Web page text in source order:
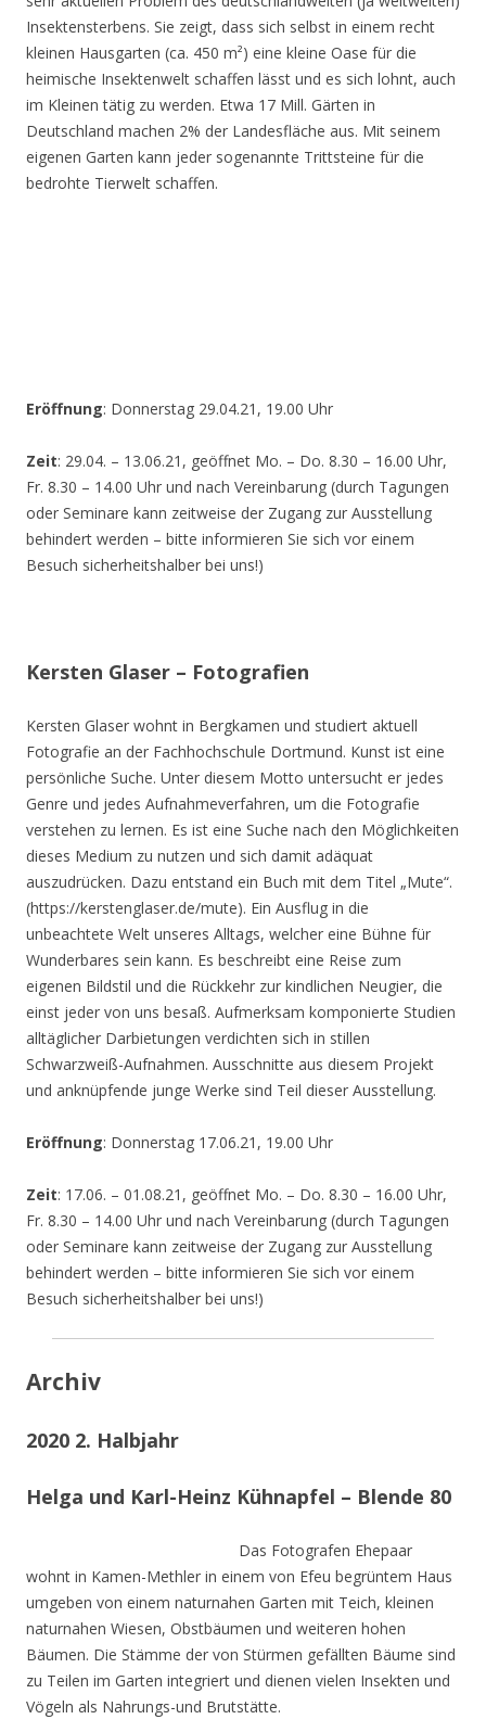
Insektensterbens. Sie zeigt, dass sich selbst in einem recht
kleinen Hausgarten (ca. 450 m²) eine kleine Oase für die
heimische Insektenwelt schaffen lässt und es sich lohnt, auch
im Kleinen tätig zu werden. Etwa 17 Mill. Gärten in
Deutschland machen 2% der Landesfläche aus. Mit seinem
eigenen Garten kann jeder sogenannte Trittsteine für die
bedrohte Tierwelt schaffen.
Eröffnung: Donnerstag 29.04.21, 19.00 Uhr
Zeit: 29.04. – 13.06.21, geöffnet Mo. – Do. 8.30 – 16.00 Uhr,
Fr. 8.30 – 14.00 Uhr und nach Vereinbarung (durch Tagungen
oder Seminare kann zeitweise der Zugang zur Ausstellung
behindert werden – bitte informieren Sie sich vor einem
Besuch sicherheitshalber bei uns!)
Kersten Glaser – Fotografien
Kersten Glaser wohnt in Bergkamen und studiert aktuell
Fotografie an der Fachhochschule Dortmund. Kunst ist eine
persönliche Suche. Unter diesem Motto untersucht er jedes
Genre und jedes Aufnahmeverfahren, um die Fotografie
verstehen zu lernen. Es ist eine Suche nach den Möglichkeiten
dieses Medium zu nutzen und sich damit adäquat
auszudrücken. Dazu entstand ein Buch mit dem Titel „Mute“.
(https://kerstenglaser.de/mute). Ein Ausflug in die
unbeachtete Welt unseres Alltags, welcher eine Bühne für
Wunderbares sein kann. Es beschreibt eine Reise zum
eigenen Bildstil und die Rückkehr zur kindlichen Neugier, die
einst jeder von uns besaß. Aufmerksam komponierte Studien
alltäglicher Darbietungen verdichten sich in stillen
Schwarzweiß-Aufnahmen. Ausschnitte aus diesem Projekt
und anknüpfende junge Werke sind Teil dieser Ausstellung.
Eröffnung: Donnerstag 17.06.21, 19.00 Uhr
Zeit: 17.06. – 01.08.21, geöffnet Mo. – Do. 8.30 – 16.00 Uhr,
Fr. 8.30 – 14.00 Uhr und nach Vereinbarung (durch Tagungen
oder Seminare kann zeitweise der Zugang zur Ausstellung
behindert werden – bitte informieren Sie sich vor einem
Besuch sicherheitshalber bei uns!)
Archiv
2020 2. Halbjahr
Helga und Karl-Heinz Kühnapfel – Blende 80
Das Fotografen Ehepaar
wohnt in Kamen-Methler in einem von Efeu begrüntem Haus
umgeben von einem naturnahen Garten mit Teich, kleinen
naturnahen Wiesen, Obstbäumen und weiteren hohen
Bäumen. Die Stämme der von Stürmen gefällten Bäume sind
zu Teilen im Garten integriert und dienen vielen Insekten und
Vögeln als Nahrungs-und Brutstätte.